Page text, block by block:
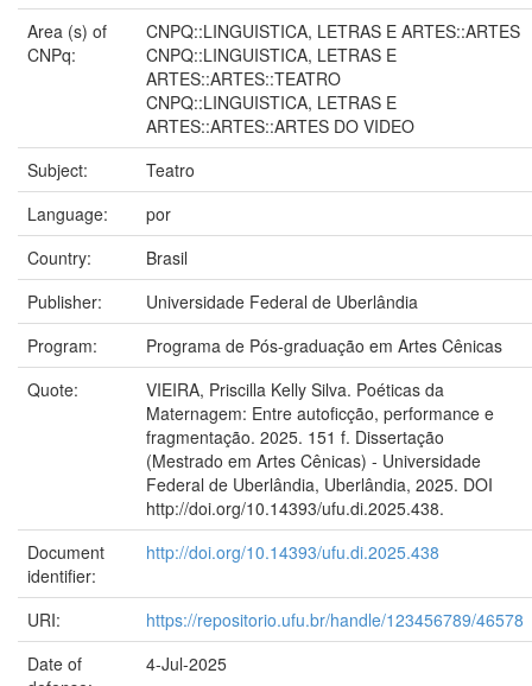
Area (s) of
CNPq:
CNPQ::LINGUISTICA, LETRAS E ARTES::ARTES
CNPQ::LINGUISTICA, LETRAS E
ARTES::ARTES::TEATRO
CNPQ::LINGUISTICA, LETRAS E
ARTES::ARTES::ARTES DO VIDEO
Subject:
Teatro
Language:
por
Country:
Brasil
Publisher:
Universidade Federal de Uberlândia
Program:
Programa de Pós-graduação em Artes Cênicas
Quote:
VIEIRA, Priscilla Kelly Silva. Poéticas da
Maternagem: Entre autoficção, performance e
fragmentação. 2025. 151 f. Dissertação
(Mestrado em Artes Cênicas) - Universidade
Federal de Uberlândia, Uberlândia, 2025. DOI
http://doi.org/10.14393/ufu.di.2025.438.
Document
identifier:
http://doi.org/10.14393/ufu.di.2025.438
URI:
https://repositorio.ufu.br/handle/123456789/46578
Date of
4-Jul-2025